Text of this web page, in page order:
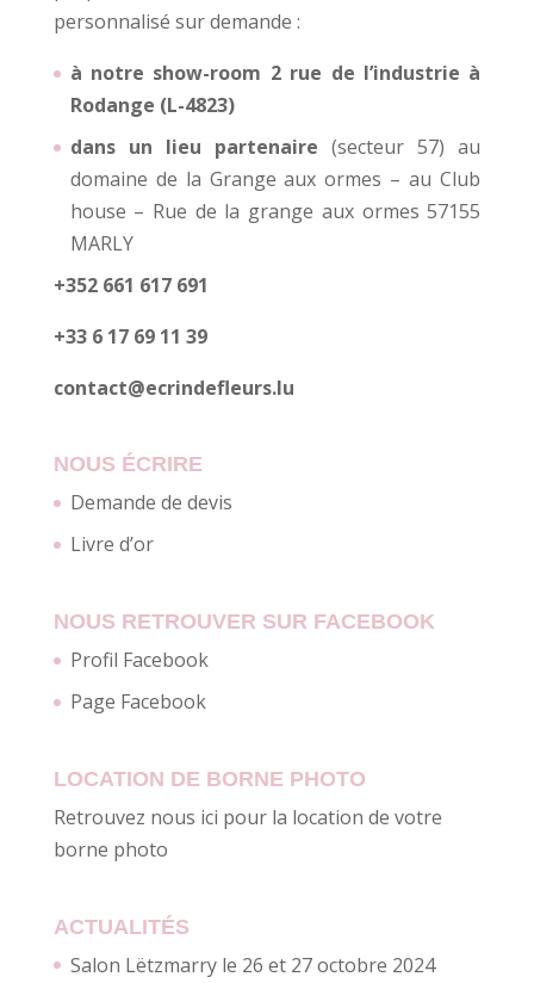
personnalisé sur demande :
à notre show-room 2 rue de l’industrie à
Rodange (L-4823)
dans un lieu partenaire (secteur 57) au
domaine de la Grange aux ormes – au Club
house – Rue de la grange aux ormes 57155
MARLY
+352 661 617 691
+33 6 17 69 11 39
contact@ecrindefleurs.lu
NOUS ÉCRIRE
Demande de devis
Livre d’or
NOUS RETROUVER SUR FACEBOOK
Profil Facebook
Page Facebook
LOCATION DE BORNE PHOTO
Retrouvez nous ici pour la location de votre
borne photo
ACTUALITÉS
Salon Lëtzmarry le 26 et 27 octobre 2024